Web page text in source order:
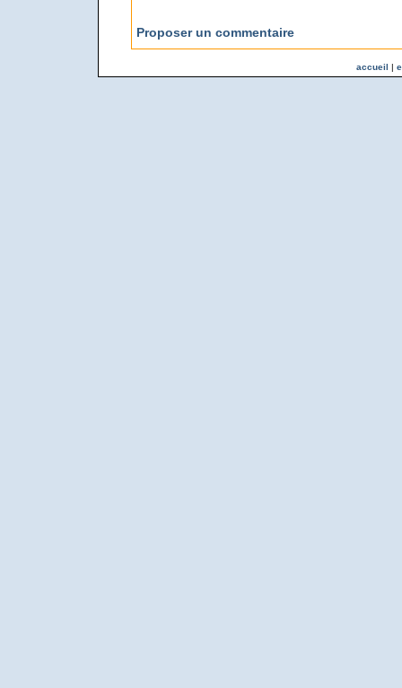
Proposer un commentaire
accueil |